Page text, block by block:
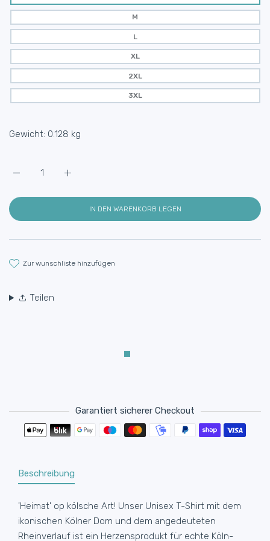
M
L
XL
2XL
3XL
Gewicht: 0.128 kg
Erhöhe die Menge für Unisex-T-Shirt &quot;Heimat op
Erhöhe die Menge für Unisex-T-Shirt &quot;Heimat op kölsche
IN DEN WARENKORB LEGEN
zur wunschliste hinzufügen
Teilen
Garantiert sicherer Checkout
Zahlungsmethoden
Beschreibung
'Heimat' op kölsche Art! Unser Unisex T-Shirt mit dem
ikonischen Kölner Dom und dem angedeuteten
Rheinverlauf ist ein Herzensprodukt für echte Köln-